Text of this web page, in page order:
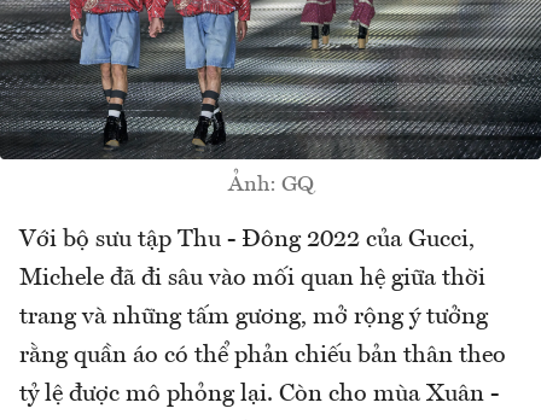
Ảnh: GQ
Với bộ sưu tập Thu - Đông 2022 của Gucci,
Michele đã đi sâu vào mối quan hệ giữa thời
trang và những tấm gương, mở rộng ý tưởng
rằng quần áo có thể phản chiếu bản thân theo
tỷ lệ được mô phỏng lại. Còn cho mùa Xuân -